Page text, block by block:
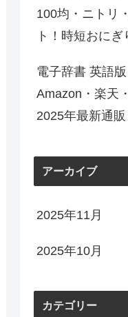
100均・ニトリ
ト！時短おに
電子辞書 英語
Amazon・楽天
2025年最新通
アーカイブ
2025年11月
2025年10月
カテゴリー